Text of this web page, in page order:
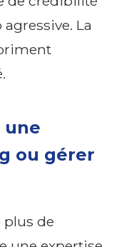
La
une
ou gérer
plus de